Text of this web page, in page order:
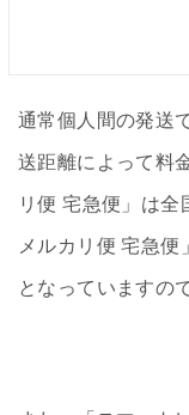
通常個人間の発送
送距離によって料
リ便 宅急便」は全
メルカリ便 宅急
となっていますの